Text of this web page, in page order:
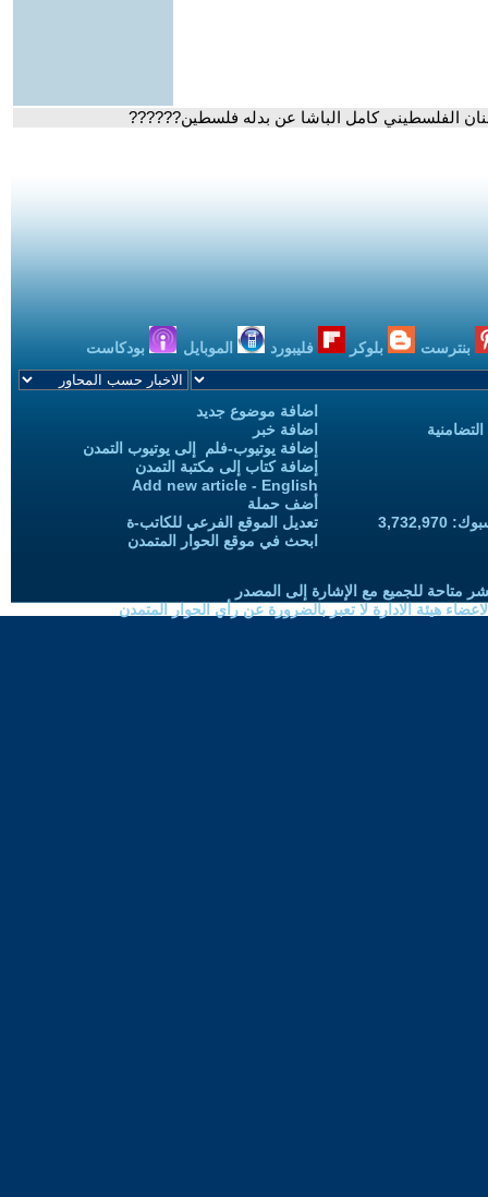
الفلسطيني كامل الباشا عن بدله فلسطين??????
بنترست بلوكر فليبورد الموبايل بودكاست
اضافة موضوع جديد
اضافة خبر
إضافة يوتيوب-فلم إلى يوتيوب التمدن
إضافة كتاب إلى مكتبة التمدن
Add new article - English
أضف حملة
تعديل الموقع الفرعي للكاتب-ة
ابحث في موقع الحوار المتمدن
متاحة للجميع مع الإشارة إلى المصدر
هيئة الادارة لا تعبر بالضرورة عن رأي الحوار المتمدن